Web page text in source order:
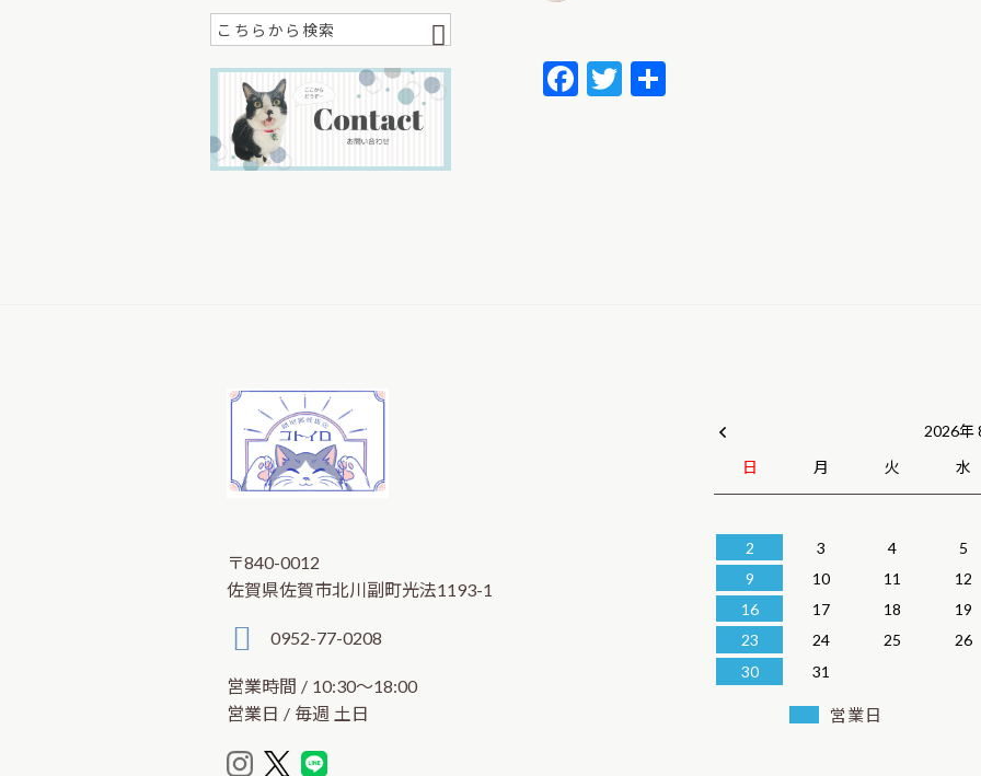
F
ac
T
w
〒840-0012
佐賀県佐賀市北川副町光法1193-1
0952-77-0208
営業時間 / 10:30～18:00
営業日 / 毎週 土日
2026年
日
月 火 水
2
3 4 5
9
10 11 12
16
17 18 19
23
24 25 26
30
31
営業日